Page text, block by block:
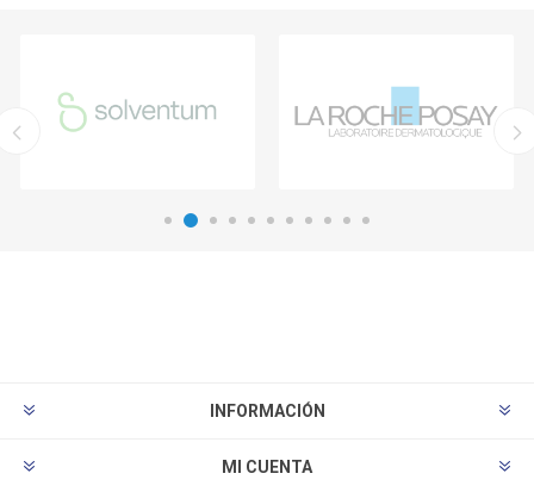
INFORMACIÓN
MI CUENTA